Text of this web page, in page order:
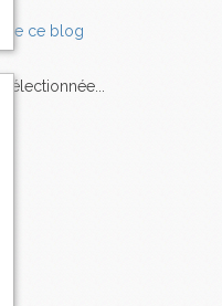
sélectionnée...